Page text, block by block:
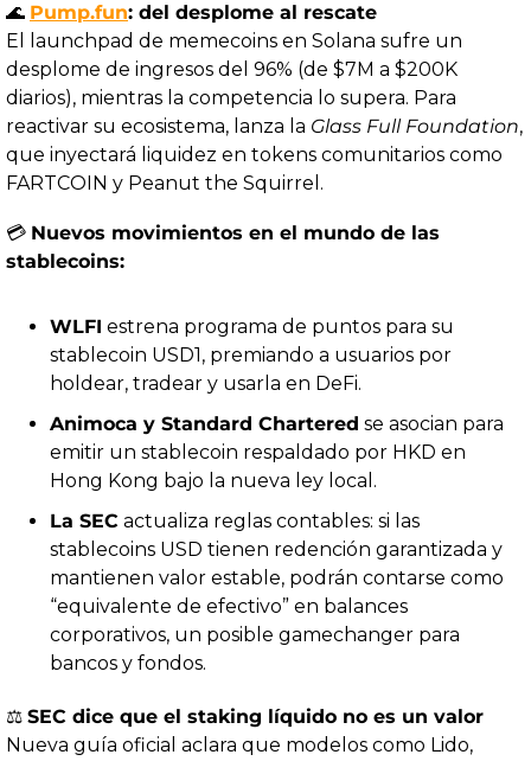
🌊 Pump.fun: del desplome al rescate
El launchpad de memecoins en Solana sufre un
desplome de ingresos del 96% (de $7M a $200K
diarios), mientras la competencia lo supera. Para
reactivar su ecosistema, lanza la Glass Full Foundation,
que inyectará liquidez en tokens comunitarios como
FARTCOIN y Peanut the Squirrel.
💳 Nuevos movimientos en el mundo de las
stablecoins:
WLFI estrena programa de puntos para su
stablecoin USD1, premiando a usuarios por
holdear, tradear y usarla en DeFi.
Animoca y Standard Chartered se asocian para
emitir un stablecoin respaldado por HKD en
Hong Kong bajo la nueva ley local.
La SEC actualiza reglas contables: si las
stablecoins USD tienen redención garantizada y
mantienen valor estable, podrán contarse como
“equivalente de efectivo” en balances
corporativos, un posible gamechanger para
bancos y fondos.
⚖️ SEC dice que el staking líquido no es un valor
Nueva guía oficial aclara que modelos como Lido,